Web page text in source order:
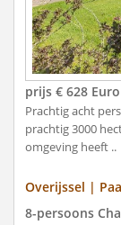
prijs € 628 Euro
Prachtig acht
prachtig 3000
omgeving heeft ..
Overijssel |
8-persoons